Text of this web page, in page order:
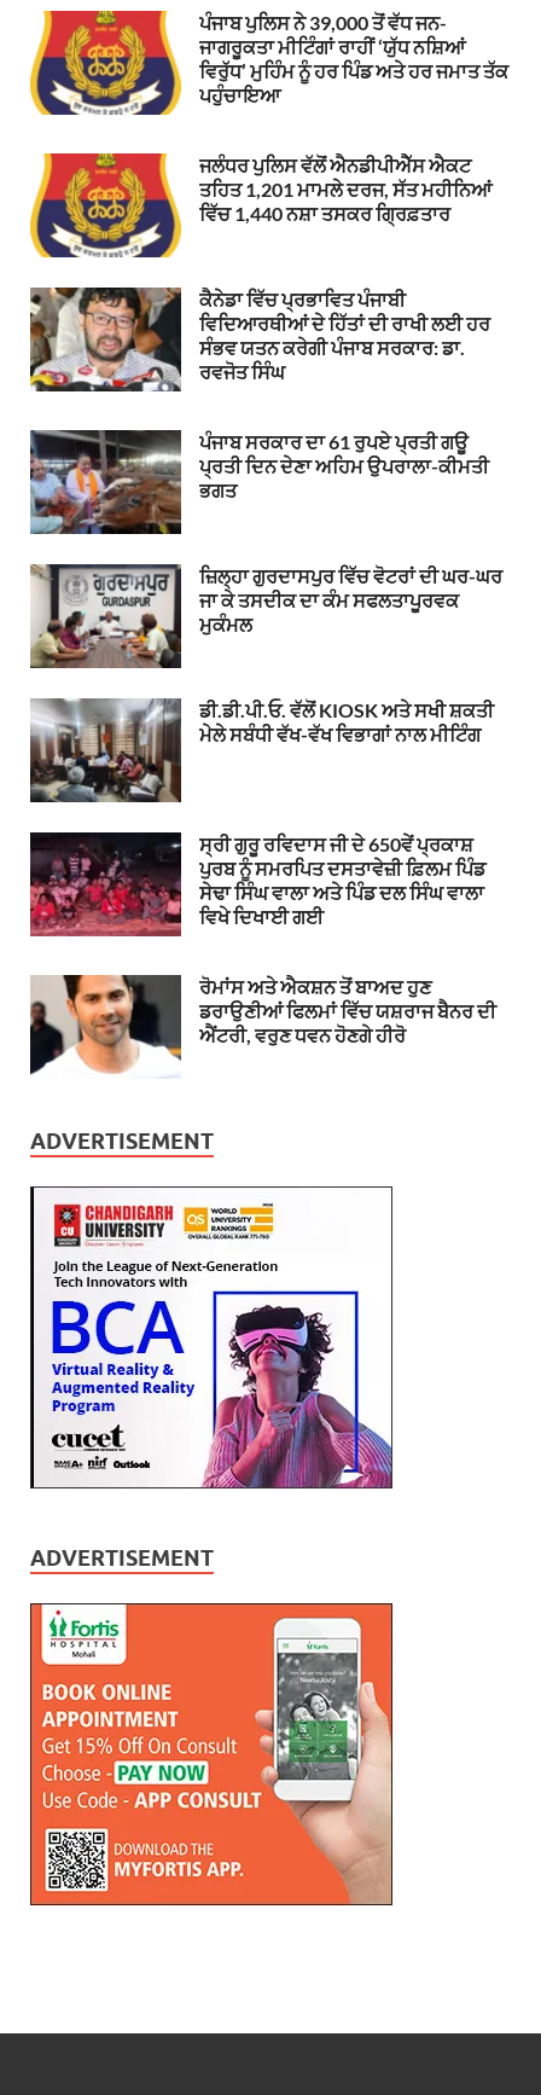
ਪੰਜਾਬ ਪੁਲਿਸ ਨੇ 39,000 ਤੋਂ ਵੱਧ ਜਨ-
ਜਾਗਰੂਕਤਾ ਮੀਟਿੰਗਾਂ ਰਾਹੀਂ ‘ਯੁੱਧ ਨਸ਼ਿਆਂ
ਵਿਰੁੱਧ’ ਮੁਹਿੰਮ ਨੂੰ ਹਰ ਪਿੰਡ ਅਤੇ ਹਰ ਜਮਾਤ ਤੱਕ
ਪਹੁੰਚਾਇਆ
ਜਲੰਧਰ ਪੁਲਿਸ ਵੱਲੋਂ ਐਨਡੀਪੀਐੱਸ ਐਕਟ
ਤਹਿਤ 1,201 ਮਾਮਲੇ ਦਰਜ, ਸੱਤ ਮਹੀਨਿਆਂ
ਵਿੱਚ 1,440 ਨਸ਼ਾ ਤਸਕਰ ਗ੍ਰਿਫ਼ਤਾਰ
ਕੈਨੇਡਾ ਵਿੱਚ ਪ੍ਰਭਾਵਿਤ ਪੰਜਾਬੀ
ਵਿਦਿਆਰਥੀਆਂ ਦੇ ਹਿੱਤਾਂ ਦੀ ਰਾਖੀ ਲਈ ਹਰ
ਸੰਭਵ ਯਤਨ ਕਰੇਗੀ ਪੰਜਾਬ ਸਰਕਾਰ: ਡਾ.
ਰਵਜੋਤ ਸਿੰਘ
ਪੰਜਾਬ ਸਰਕਾਰ ਦਾ 61 ਰੁਪਏ ਪ੍ਰਤੀ ਗਊ
ਪ੍ਰਤੀ ਦਿਨ ਦੇਣਾ ਅਹਿਮ ਉਪਰਾਲਾ-ਕੀਮਤੀ
ਭਗਤ
ਜ਼ਿਲ੍ਹਾ ਗੁਰਦਾਸਪੁਰ ਵਿੱਚ ਵੋਟਰਾਂ ਦੀ ਘਰ-ਘਰ
ਜਾ ਕੇ ਤਸਦੀਕ ਦਾ ਕੰਮ ਸਫਲਤਾਪੂਰਵਕ
ਮੁਕੰਮਲ
ਡੀ.ਡੀ.ਪੀ.ਓ. ਵੱਲੋਂ KIOSK ਅਤੇ ਸਖੀ ਸ਼ਕਤੀ
ਮੇਲੇ ਸਬੰਧੀ ਵੱਖ-ਵੱਖ ਵਿਭਾਗਾਂ ਨਾਲ ਮੀਟਿੰਗ
ਸ੍ਰੀ ਗੁਰੂ ਰਵਿਦਾਸ ਜੀ ਦੇ 650ਵੇਂ ਪ੍ਰਕਾਸ਼
ਪੁਰਬ ਨੂੰ ਸਮਰਪਿਤ ਦਸਤਾਵੇਜ਼ੀ ਫ਼ਿਲਮ ਪਿੰਡ
ਸੇਢਾ ਸਿੰਘ ਵਾਲਾ ਅਤੇ ਪਿੰਡ ਦਲ ਸਿੰਘ ਵਾਲਾ
ਵਿਖੇ ਦਿਖਾਈ ਗਈ
ਰੋਮਾਂਸ ਅਤੇ ਐਕਸ਼ਨ ਤੋਂ ਬਾਅਦ ਹੁਣ
ਡਰਾਉਣੀਆਂ ਫਿਲਮਾਂ ਵਿੱਚ ਯਸ਼ਰਾਜ ਬੈਨਰ ਦੀ
ਐਂਟਰੀ, ਵਰੁਣ ਧਵਨ ਹੋਣਗੇ ਹੀਰੋ
ADVERTISEMENT
ADVERTISEMENT